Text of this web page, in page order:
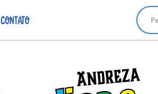
Contato